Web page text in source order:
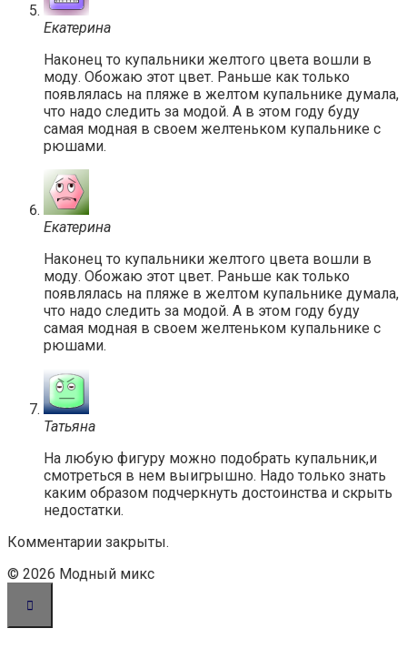
Екатерина
Наконец то купальники желтого цвета вошли в
моду. Обожаю этот цвет. Раньше как только
появлялась на пляже в желтом купальнике думала,
что надо следить за модой. А в этом году буду
самая модная в своем желтеньком купальнике с
рюшами.
Екатерина
Наконец то купальники желтого цвета вошли в
моду. Обожаю этот цвет. Раньше как только
появлялась на пляже в желтом купальнике думала,
что надо следить за модой. А в этом году буду
самая модная в своем желтеньком купальнике с
рюшами.
Татьяна
На любую фигуру можно подобрать купальник,и
смотреться в нем выигрышно. Надо только знать
каким образом подчеркнуть достоинства и скрыть
недостатки.
Комментарии закрыты.
© 2026 Модный микс